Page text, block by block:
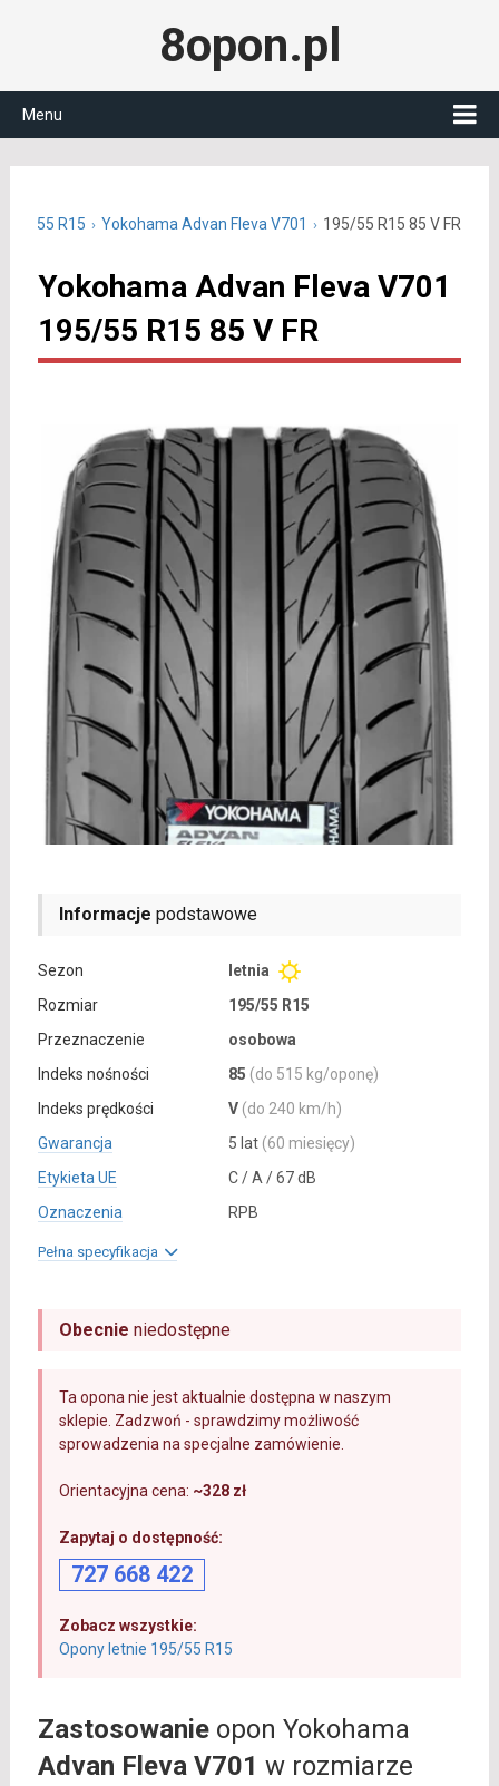
8opon.pl
Menu
55 R15 Yokohama Advan Fleva V701 195/55 R15 85 V FR
Yokohama Advan Fleva V701
195/55 R15 85 V FR
Informacje podstawowe
Sezon
letnia
Rozmiar
195/55 R15
Przeznaczenie
osobowa
Indeks nośności
85 (do 515 kg/oponę)
Indeks prędkości
V (do 240 km/h)
Gwarancja
5 lat (60 miesięcy)
Etykieta UE
C / A / 67 dB
Oznaczenia
RPB
Pełna specyfikacja
Obecnie niedostępne
Ta opona nie jest aktualnie dostępna w naszym
sklepie. Zadzwoń - sprawdzimy możliwość
sprowadzenia na specjalne zamówienie.
Orientacyjna cena: ~328 zł
Zapytaj o dostępność:
727 668 422
Zobacz wszystkie:
Opony letnie 195/55 R15
Zastosowanieopon Yokohama
Advan Fleva V701 w rozmiarze